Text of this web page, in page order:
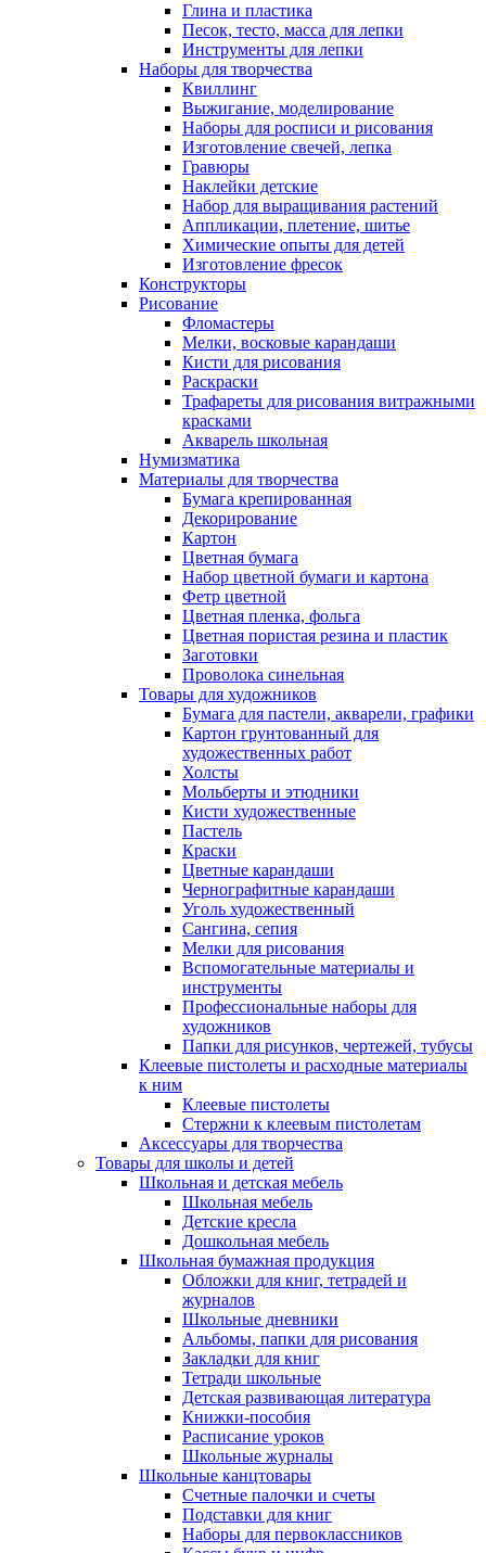
Глина и пластика
Песок, тесто, масса для лепки
Инструменты для лепки
Наборы для творчества
Квиллинг
Выжигание, моделирование
Наборы для росписи и рисования
Изготовление свечей, лепка
Гравюры
Наклейки детские
Набор для выращивания растений
Аппликации, плетение, шитье
Химические опыты для детей
Изготовление фресок
Конструкторы
Рисование
Фломастеры
Мелки, восковые карандаши
Кисти для рисования
Раскраски
Трафареты для рисования витражными
красками
Акварель школьная
Нумизматика
Материалы для творчества
Бумага крепированная
Декорирование
Картон
Цветная бумага
Набор цветной бумаги и картона
Фетр цветной
Цветная пленка, фольга
Цветная пористая резина и пластик
Заготовки
Проволока синельная
Товары для художников
Бумага для пастели, акварели, графики
Картон грунтованный для
художественных работ
Холсты
Мольберты и этюдники
Кисти художественные
Пастель
Краски
Цветные карандаши
Чернографитные карандаши
Уголь художественный
Сангина, сепия
Мелки для рисования
Вспомогательные материалы и
инструменты
Профессиональные наборы для
художников
Папки для рисунков, чертежей, тубусы
Клеевые пистолеты и расходные материалы
к ним
Клеевые пистолеты
Стержни к клеевым пистолетам
Аксессуары для творчества
Товары для школы и детей
Школьная и детская мебель
Школьная мебель
Детские кресла
Дошкольная мебель
Школьная бумажная продукция
Обложки для книг, тетрадей и
журналов
Школьные дневники
Альбомы, папки для рисования
Закладки для книг
Тетради школьные
Детская развивающая литература
Книжки-пособия
Расписание уроков
Школьные журналы
Школьные канцтовары
Счетные палочки и счеты
Подставки для книг
Наборы для первоклассников